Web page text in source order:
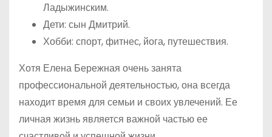
Ладыжинским.
Дети: сын Дмитрий.
Хобби: спорт, фитнес, йога, путешествия.
Хотя Елена Бережная очень занята
профессиональной деятельностью, она всегда
находит время для семьи и своих увлечений. Ее
личная жизнь является важной частью ее